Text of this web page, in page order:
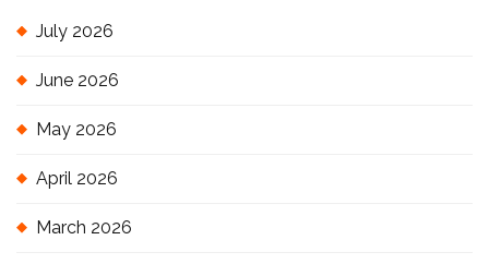
July 2026
June 2026
May 2026
April 2026
March 2026